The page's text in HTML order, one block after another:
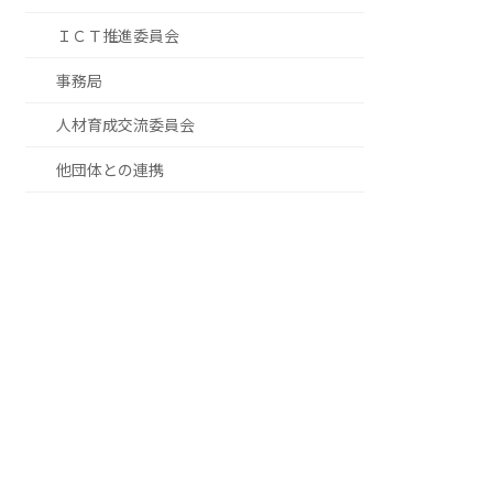
ＩＣＴ推進委員会
事務局
人材育成交流委員会
他団体との連携